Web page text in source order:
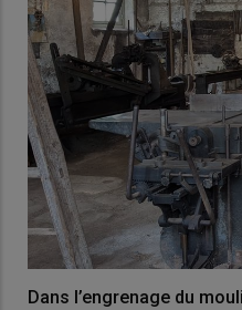
Dans l’engrenage du